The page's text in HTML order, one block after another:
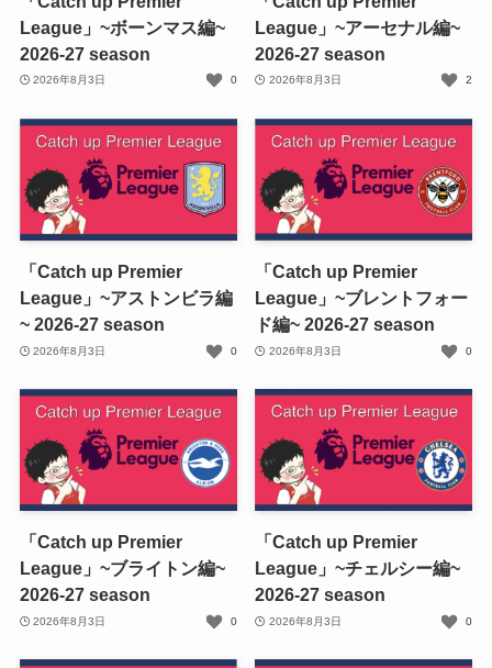
League」~ボーンマス編~
2026-27 season
2026年8月3日 0
League」~アーセナル編~
2026-27 season
2026年8月3日 2
「Catch up Premier
League」~アストンビラ編
~ 2026-27 season
2026年8月3日 0
「Catch up Premier
League」~ブレントフォー
ド編~ 2026-27 season
2026年8月3日 0
「Catch up Premier
League」~ブライトン編~
2026-27 season
2026年8月3日 0
「Catch up Premier
League」~チェルシー編~
2026-27 season
2026年8月3日 0